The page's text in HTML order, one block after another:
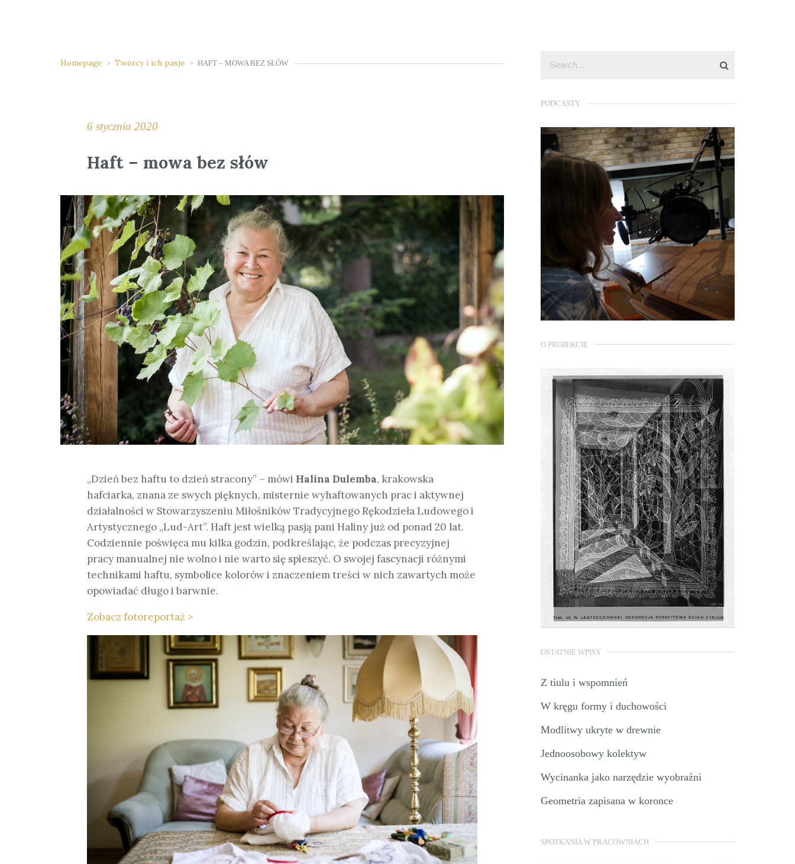
Homepage > Twórcy i ich pasje > HAFT – MOWA BEZ SŁÓW
6 stycznia 2020
Haft – mowa bez słów
„Dzień bez haftu to dzień stracony” – mówi Halina Dulemba, krakowska
hafciarka, znana ze swych pięknych, misternie wyhaftowanych prac i aktywnej
działalności w Stowarzyszeniu Miłośników Tradycyjnego Rękodzieła Ludowego i
Artystycznego „Lud-Art”. Haft jest wielką pasją pani Haliny już od ponad 20 lat.
Codziennie poświęca mu kilka godzin, podkreślając, że podczas precyzyjnej
pracy manualnej nie wolno i nie warto się spieszyć. O swojej fascynacji różnymi
technikami haftu, symbolice kolorów i znaczeniem treści w nich zawartych może
opowiadać długo i barwnie.
Zobacz fotoreportaż >
PODCASTY
O PROJEKCIE
OSTATNIE WPISY
Z tiulu i wspomnień
W kręgu formy i duchowości
Modlitwy ukryte w drewnie
Jednoosobowy kolektyw
Wycinanka jako narzędzie wyobraźni
Geometria zapisana w koronce
SPOTKANIA W PRACOWNIACH